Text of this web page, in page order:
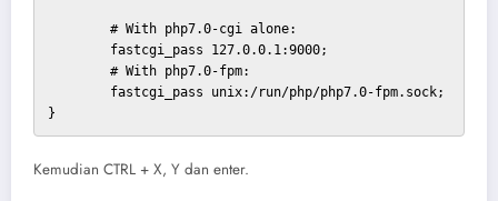
}
Kemudian CTRL + X, Y dan enter.